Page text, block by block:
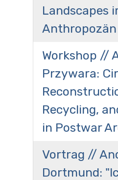
Landscapes
Anthropozän
Workshop //
Przywara:
Recycling,
in Postwar
Vortrag //
Dortmund: